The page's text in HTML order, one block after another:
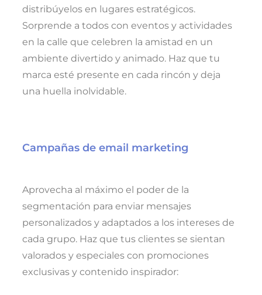
distribúyelos en lugares estratégicos.
Sorprende a todos con eventos y actividades
en la calle que celebren la amistad en un
ambiente divertido y animado. Haz que tu
marca esté presente en cada rincón y deja
una huella inolvidable.
Campañas de email marketing
Aprovecha al máximo el poder de la
segmentación para enviar mensajes
personalizados y adaptados a los intereses de
cada grupo. Haz que tus clientes se sientan
valorados y especiales con promociones
exclusivas y contenido inspirador: